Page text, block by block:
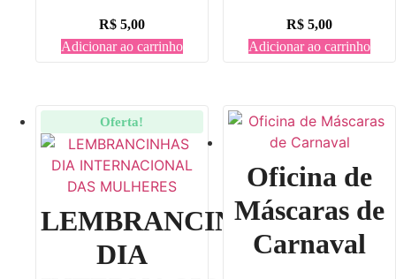
R$5,00
Adicionar ao carrinho
R$ 5,00
Adicionar ao carrinho
Oferta!
LEMBRANCINHAS
DIA
Oficina de
Máscaras de
Carnaval